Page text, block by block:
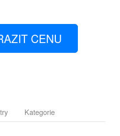
CENU
Kategorie